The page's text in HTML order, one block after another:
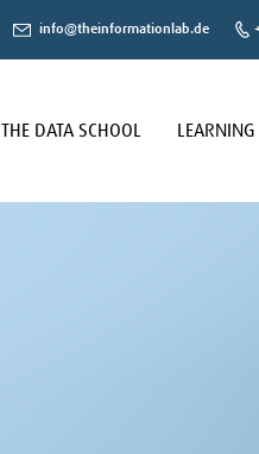
info@theinformationlab.de
THE DATA SCHOOL LEARNING